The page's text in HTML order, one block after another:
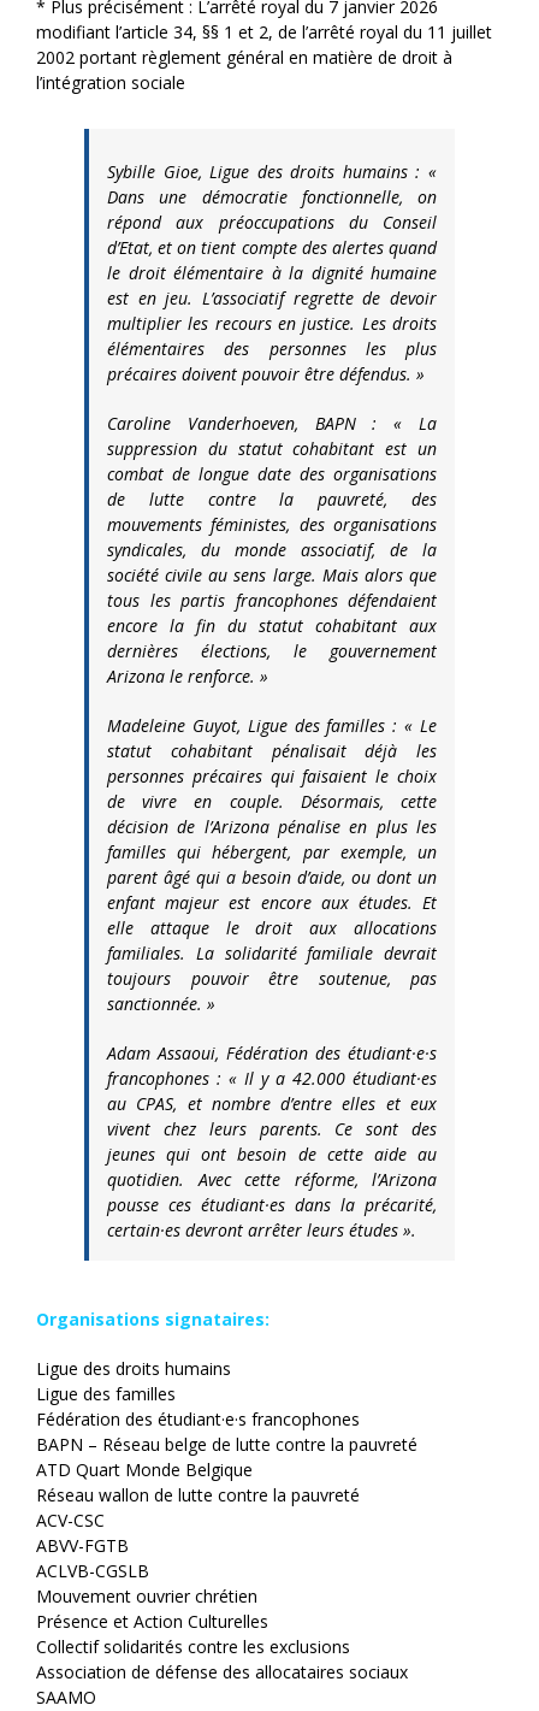
* Plus précisément : L’arrêté royal du 7 janvier 2026
modifiant l’article 34, §§ 1 et 2, de l’arrêté royal du 11 juillet
2002 portant règlement général en matière de droit à
l’intégration sociale
Sybille Gioe, Ligue des droits humains : «
Dans une démocratie fonctionnelle, on
répond aux préoccupations du Conseil
d’Etat, et on tient compte des alertes quand
le droit élémentaire à la dignité humaine
est en jeu. L’associatif regrette de devoir
multiplier les recours en justice. Les droits
élémentaires des personnes les plus
précaires doivent pouvoir être défendus. »
Caroline Vanderhoeven, BAPN : « La
suppression du statut cohabitant est un
combat de longue date des organisations
de lutte contre la pauvreté, des
mouvements féministes, des organisations
syndicales, du monde associatif, de la
société civile au sens large. Mais alors que
tous les partis francophones défendaient
encore la fin du statut cohabitant aux
dernières élections, le gouvernement
Arizona le renforce. »
Madeleine Guyot, Ligue des familles : « Le
statut cohabitant pénalisait déjà les
personnes précaires qui faisaient le choix
de vivre en couple. Désormais, cette
décision de l’Arizona pénalise en plus les
familles qui hébergent, par exemple, un
parent âgé qui a besoin d’aide, ou dont un
enfant majeur est encore aux études. Et
elle attaque le droit aux allocations
familiales. La solidarité familiale devrait
toujours pouvoir être soutenue, pas
sanctionnée. »
Adam Assaoui, Fédération des étudiant·e·s
francophones : « Il y a 42.000 étudiant·es
au CPAS, et nombre d’entre elles et eux
vivent chez leurs parents. Ce sont des
jeunes qui ont besoin de cette aide au
quotidien. Avec cette réforme, l’Arizona
pousse ces étudiant·es dans la précarité,
certain·es devront arrêter leurs études ».
Organisations signataires:
Ligue des droits humains
Ligue des familles
Fédération des étudiant·e·s francophones
BAPN – Réseau belge de lutte contre la pauvreté
ATD Quart Monde Belgique
Réseau wallon de lutte contre la pauvreté
ACV-CSC
ABVV-FGTB
ACLVB-CGSLB
Mouvement ouvrier chrétien
Présence et Action Culturelles
Collectif solidarités contre les exclusions
Association de défense des allocataires sociaux
SAAMO